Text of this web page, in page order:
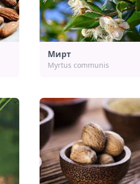
Мирт
Myrtus communis